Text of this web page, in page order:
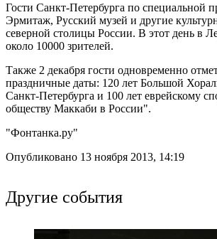
Гости Санкт-Петербурга по специальной
Эрмитаж, Русский музей и другие
северной столицы России. В этот день в
около 10000 зрителей.
Также 2 декабря гости одновременно
праздничные даты: 120 лет Большой
Санкт-Петербурга и 100 лет еврейскому
обществу Маккаби в России".
"Фонтанка.ру"
Опубликовано 13 ноября 2013, 14:19
Другие события